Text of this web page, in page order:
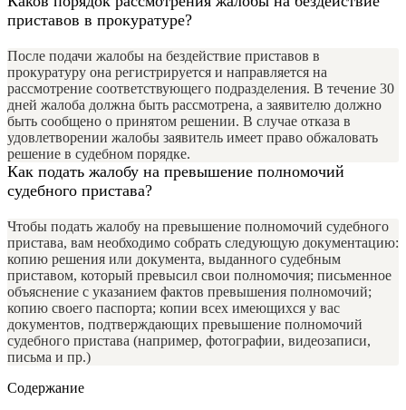
приставов в прокуратуре?
После подачи жалобы на бездействие приставов в
прокуратуру она регистрируется и направляется на
рассмотрение соответствующего подразделения. В течение 30
дней жалоба должна быть рассмотрена, а заявителю должно
быть сообщено о принятом решении. В случае отказа в
удовлетворении жалобы заявитель имеет право обжаловать
решение в судебном порядке.
Как подать жалобу на превышение полномочий
судебного пристава?
Чтобы подать жалобу на превышение полномочий судебного
пристава, вам необходимо собрать следующую документацию:
копию решения или документа, выданного судебным
приставом, который превысил свои полномочия; письменное
объяснение с указанием фактов превышения полномочий;
копию своего паспорта; копии всех имеющихся у вас
документов, подтверждающих превышение полномочий
судебного пристава (например, фотографии, видеозаписи,
письма и пр.)
Содержание